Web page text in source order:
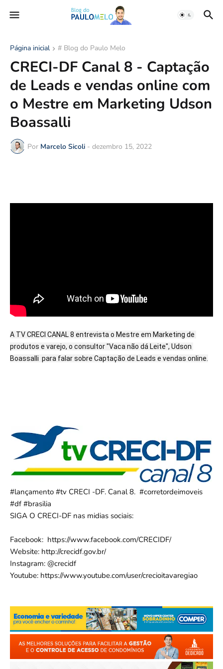
Página inicial # Blog do Paulo Melo
CRECI-DF Canal 8 - Captação
de Leads e vendas online com
o Mestre em Marketing Udson
Boassalli
Por Marcelo Sicoli - dezembro 15, 2022
A TV CRECI CANAL 8 entrevista o Mestre em Marketing de
produtos e varejo, o consultor "Vaca não dá Leite", Udson
Boassalli  para falar sobre Captação de Leads e vendas online.
#lançamento #tv CRECI -DF. Canal 8. #corretordeimoveis
#df #brasilia
SIGA O CRECI-DF nas midias sociais:
Facebook: https://www.facebook.com/CRECIDF/
Website: http://crecidf.gov.br/
Instagram: @crecidf
Youtube: https://www.youtube.com/user/crecioitavaregiao